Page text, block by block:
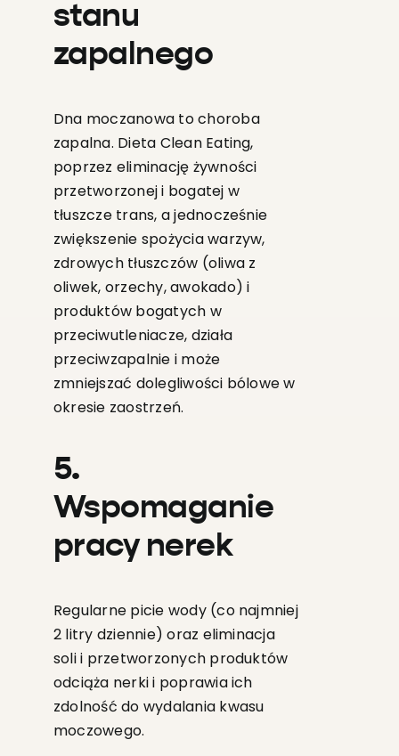
stanu
zapalnego
Dna moczanowa to choroba
zapalna. Dieta Clean Eating,
poprzez eliminację żywności
przetworzonej i bogatej w
tłuszcze trans, a jednocześnie
zwiększenie spożycia warzyw,
zdrowych tłuszczów (oliwa z
oliwek, orzechy, awokado) i
produktów bogatych w
przeciwutleniacze, działa
przeciwzapalnie i może
zmniejszać dolegliwości bólowe w
okresie zaostrzeń.
5.
Wspomaganie
pracy nerek
Regularne picie wody (co najmniej
2 litry dziennie) oraz eliminacja
soli i przetworzonych produktów
odciąża nerki i poprawia ich
zdolność do wydalania kwasu
moczowego.